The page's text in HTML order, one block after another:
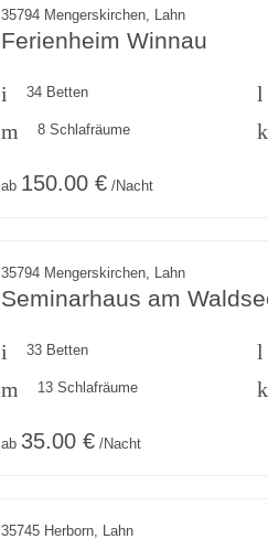
35794 Mengerskirchen, Lahn
Ferienheim Winnau
34 Betten
8 Schlafräume
ab 150.00 € /Nacht
35794 Mengerskirchen, Lahn
Seminarhaus am
33 Betten
13 Schlafräume
ab 35.00 € /Nacht
35745 Herborn, Lahn